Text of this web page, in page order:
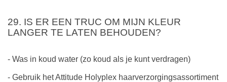
29. IS ER EEN TRUC OM MIJN KLEUR
LANGER TE LATEN BEHOUDEN?
- Was in koud water (zo koud als je kunt verdragen)
- Gebruik het Attitude Holyplex haarverzorgingsassortiment